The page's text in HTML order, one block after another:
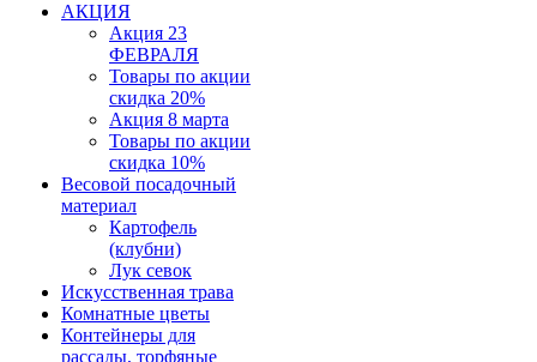
АКЦИЯ
Акция 23
ФЕВРАЛЯ
Товары по акции
скидка 20%
Акция 8 марта
Товары по акции
скидка 10%
Весовой посадочный
материал
Картофель
(клубни)
Лук севок
Искусственная трава
Комнатные цветы
Контейнеры для
рассады, торфяные